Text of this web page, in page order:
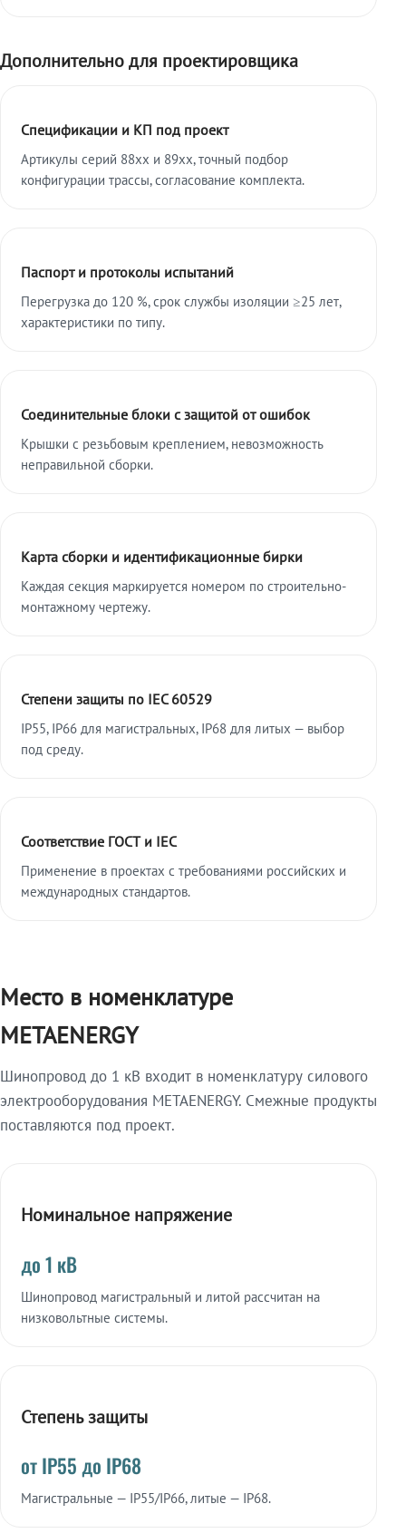
Дополнительно для проектировщика
Спецификации и КП под проект
Артикулы серий 88xx и 89xx, точный подбор
конфигурации трассы, согласование комплекта.
Паспорт и протоколы испытаний
Перегрузка до 120 %, срок службы изоляции ≥25 лет,
характеристики по типу.
Соединительные блоки с защитой от ошибок
Крышки с резьбовым креплением, невозможность
неправильной сборки.
Карта сборки и идентификационные бирки
Каждая секция маркируется номером по строительно-
монтажному чертежу.
Степени защиты по IEC 60529
IP55, IP66 для магистральных, IP68 для литых — выбор
под среду.
Соответствие ГОСТ и IEC
Применение в проектах с требованиями российских и
международных стандартов.
Место в номенклатуре
METAENERGY
Шинопровод до 1 кВ входит в номенклатуру силового
электрооборудования METAENERGY. Смежные продукты
поставляются под проект.
Номинальное напряжение
до 1 кВ
Шинопровод магистральный и литой рассчитан на
низковольтные системы.
Степень защиты
от IP55 до IP68
Магистральные — IP55/IP66, литые — IP68.